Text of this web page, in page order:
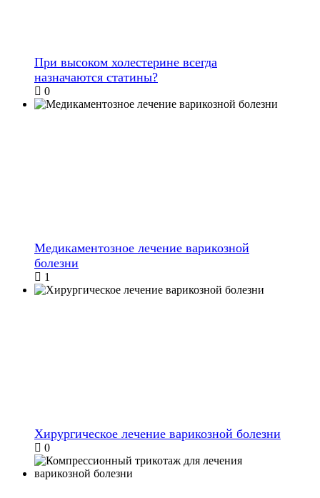
При высоком холестерине всегда
назначаются статины?
0
Медикаментозное лечение варикозной
болезни
1
Хирургическое лечение варикозной болезни
0